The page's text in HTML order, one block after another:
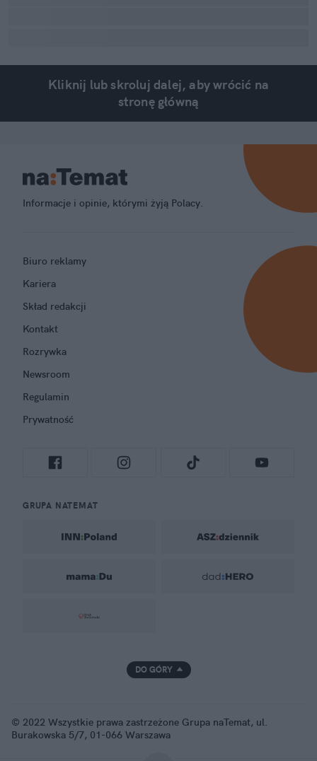
Kliknij lub skroluj dalej, aby wrócić na
stronę główną
Informacje i opinie, którymi żyją Polacy.
Biuro reklamy
Kariera
Skład redakcji
Kontakt
Rozrywka
Newsroom
Regulamin
Prywatność
GRUPA NATEMAT
DO GÓRY
© 2022 Wszystkie prawa zastrzeżone Grupa naTemat, ul.
Burakowska 5/7, 01-066 Warszawa